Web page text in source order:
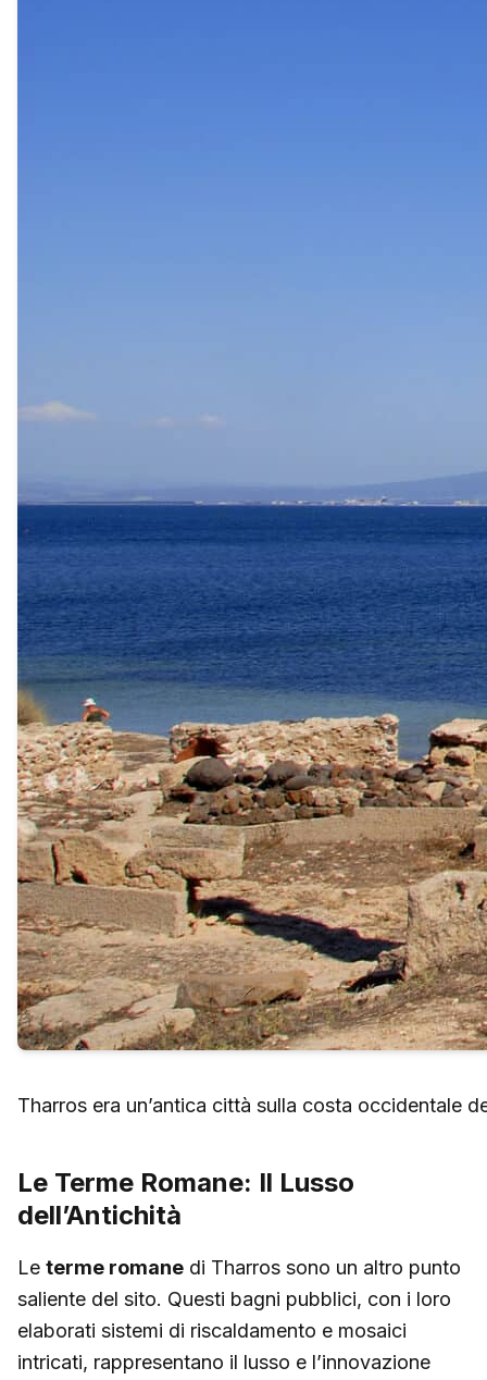
Tharros era un’antica città sulla costa occidentale
Le Terme Romane: Il Lusso
dell’Antichità
Le terme romane di Tharros sono un altro punto
saliente del sito. Questi bagni pubblici, con i loro
elaborati sistemi di riscaldamento e mosaici
intricati, rappresentano il lusso e l’innovazione